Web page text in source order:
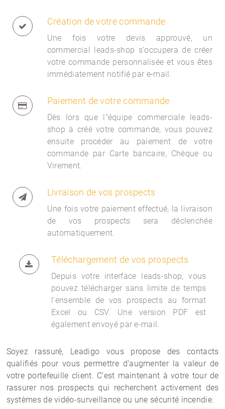
Création de votre commande
Une fois votre devis approuvé, un
commercial leads-shop s'occupera de créer
votre commande personnalisée et vous êtes
immédiatement notifié par e-mail.
Paiement de votre commande
Dès lors que l"équipe commerciale leads-
shop à créé votre commande, vous pouvez
ensuite procéder au paiement de votre
commande par Carte bancaire, Chèque ou
Virement.
Livraison de vos prospects
Une fois votre paiement effectué, la livraison
de vos prospects sera déclenchée
automatiquement.
Téléchargement de vos prospects
Depuis votre interface leads-shop, vous
pouvez télécharger sans limite de temps
l'ensemble de vos prospects au format
Excel ou CSV. Une version PDF est
également envoyé par e-mail.
Soyez rassuré, Leadigo vous propose des contacts
qualifiés pour vous permettre d’augmenter la valeur de
votre portefeuille client. C’est maintenant à votre tour de
rassurer nos prospects qui recherchent activement des
systèmes de vidéo-surveillance ou une sécurité incendie.